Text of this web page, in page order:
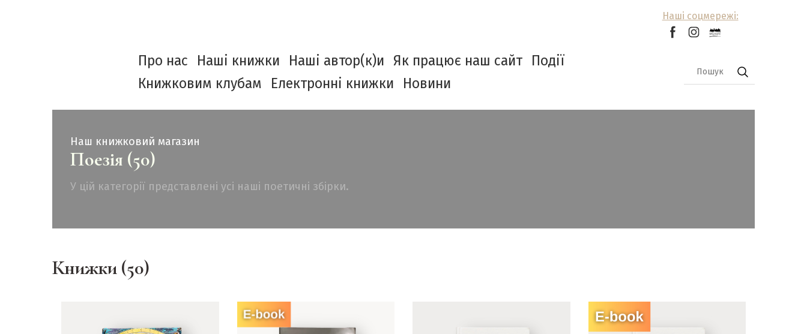
Наші соцмережі:
Про нас Наші книжки Наші автор(к)и Як працює наш сайт
Події
Книжковим клубам
Електронні книжки Новини
Наш книжковий магазин
Поезія (50)
У цій категорії представлені усі наші поетичні збірки.
Книжки (50)